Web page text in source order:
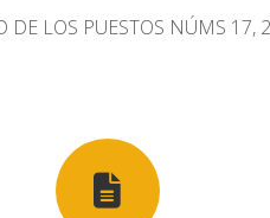
LOS PUESTOS NÚMS 17,